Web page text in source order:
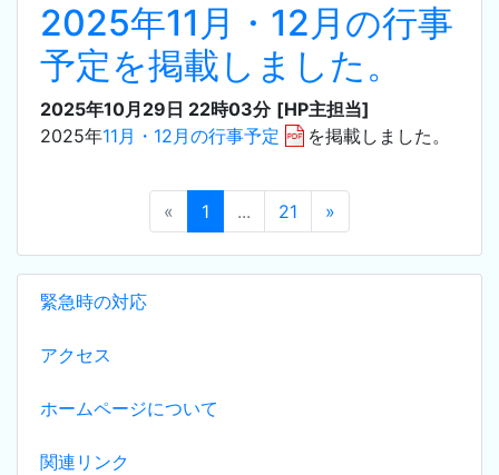
緊急時の対応
アクセス
ホームページについて
関連リンク
2025年11月・12月の行事
予定を掲載しました。
2025年10月29日 22時03分 [HP主担当]
2025年11月・12月の行事予定 を掲載しました。
« 1 ... 21 »